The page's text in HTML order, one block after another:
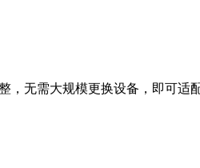
，无需大规模更换设备，即可